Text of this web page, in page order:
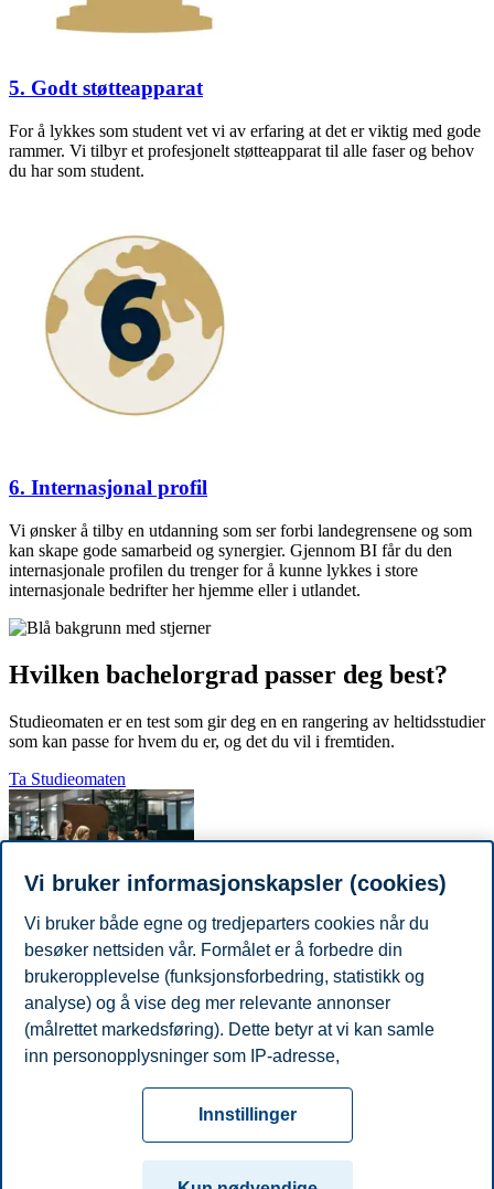
5. Godt støtteapparat
For å lykkes som student vet vi av erfaring at det er viktig med gode
rammer. Vi tilbyr et profesjonelt støtteapparat til alle faser og behov
du har som student.
6. Internasjonal profil
Vi ønsker å tilby en utdanning som ser forbi landegrensene og som
kan skape gode samarbeid og synergier. Gjennom BI får du den
internasjonale profilen du trenger for å kunne lykkes i store
internasjonale bedrifter her hjemme eller i utlandet.
Hvilken bachelorgrad passer deg best?
Studieomaten er en test som gir deg en en rangering av heltidsstudier
som kan passe for hvem du er, og det du vil i fremtiden.
Ta Studieomaten
Prøv vår Master Quiz
Er du usikker på hvilket masterprogram som er rett for deg? Gjør
studievalget enklere, ta BIs Master Quiz og få studieforslag som
passer deg!
Tilgjengelighetserklæring
Kontakt oss
Vi bruker informasjonskapsler (cookies)
Vi bruker både egne og tredjeparters cookies når du
besøker nettsiden vår. Formålet er å forbedre din
brukeropplevelse (funksjonsforbedring, statistikk og
analyse) og å vise deg mer relevante annonser
(målrettet markedsføring). Dette betyr at vi kan samle
inn personopplysninger som IP-adresse,
cookies som er nødvendige for at nettsiden skal
fungere, kan du enten godta alle eller tilpasse ditt
samtykke ved å endre innstillinger.
Innstillinger